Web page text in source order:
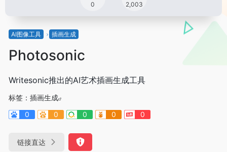
0 2,003
AI图像工具 插画生成
Photosonic
Writesonic推出的AI艺术插画生成工具
标签： 插画生成
0
0 0 0 0
链接直达